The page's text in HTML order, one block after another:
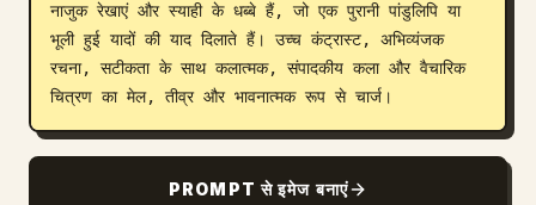
नाजुक रेखाएं और स्याही के धब्बे हैं, जो एक पुरानी पांडुलिपि या
भूली हुई यादों की याद दिलाते हैं। उच्च कंट्रास्ट, अभिव्यंजक
रचना, सटीकता के साथ कलात्मक, संपादकीय कला और वैचारिक
चित्रण का मेल, तीव्र और भावनात्मक रूप से चार्ज।
PROMPT से इमेज बनाएं